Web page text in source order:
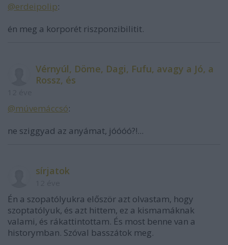
@erdeipolip:
én meg a korporét riszponzibilitit.
Vérnyúl, Döme, Dagi, Fufu, avagy a Jó, a
Rossz, és
@múvemáccsó:
ne sziggyad az anyámat, jóóóó?!...
sírjatok
Én a szopatólyukra először azt olvastam, hogy
szoptatólyuk, és azt hittem, ez a kismamáknak
valami, és rákattintottam. És most benne van a
historymban. Szóval basszátok meg.